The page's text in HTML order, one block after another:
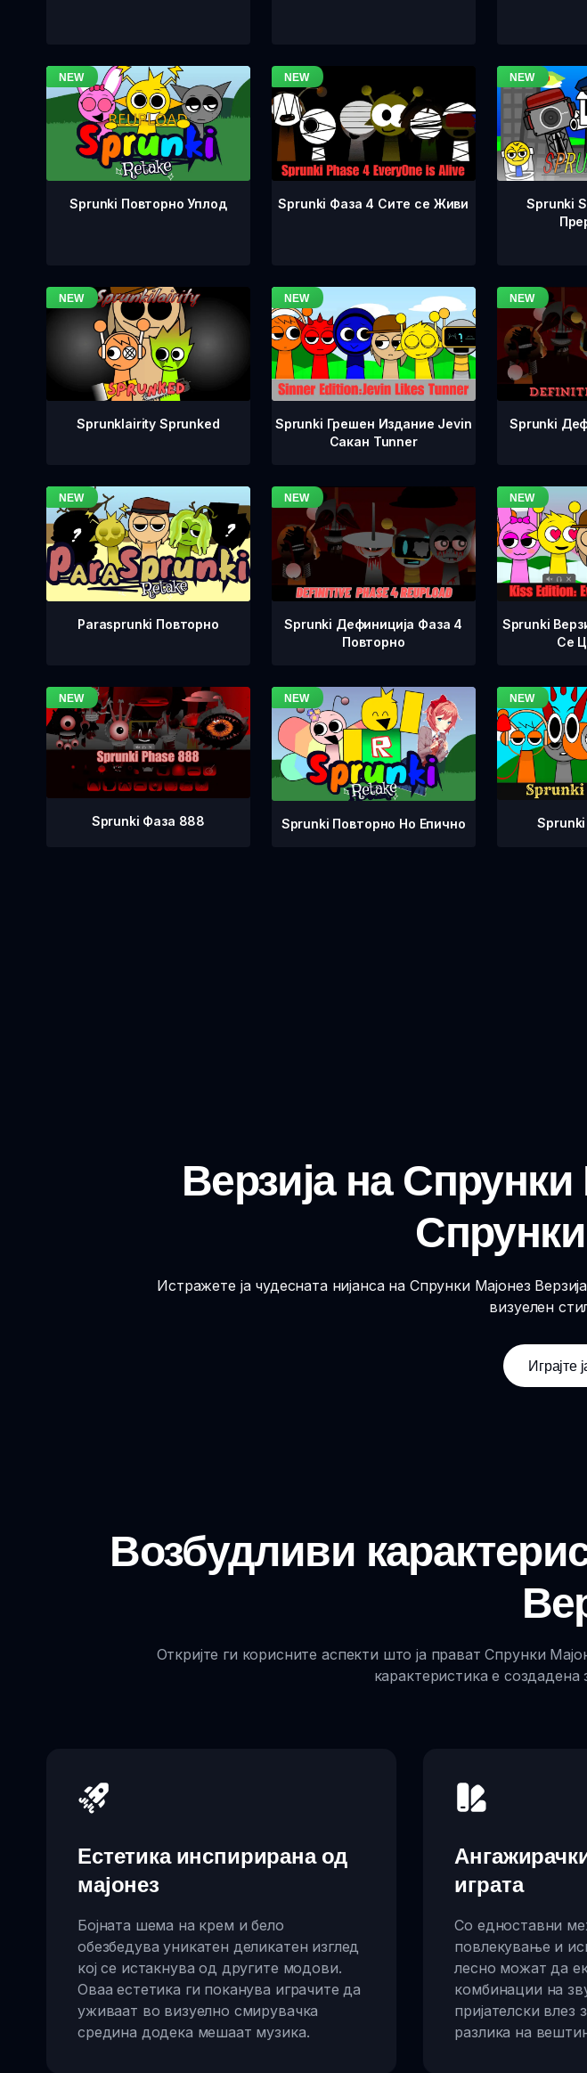
Sprunki Повторно Уплод Sprunki Фаза 4 Сите се Живи
Sprunki
Sprunklairity Sprunked
Sprunki Грешен Издание Jevin
Сакан Tunner
Sprunki
Parasprunki Повторно
Sprunki Дефиниција Фаза 4
Повторно
Sprunki
Се
Sprunki Фаза 888 Sprunki Повторно Но Епично
Верзија на
Истражете ја чудесната нијанса на Спрунки Мајонез
визуелен
Играјте
Возбудливи
Откријте ги корисните аспекти што ја прават Спрунки
карактеристика е
Естетика инспирирана од
мајонез
Бојната шема на крем и бело
обезбедува уникатен деликатен изглед
кој се истакнува од другите модови.
Оваа естетика ги поканува играчите да
уживаат во визуелно смирувачка
средина додека мешаат музика.
играта
Со едноставни
повлекување и
лесно можат да
комбинации на
пријателски влез
разлика на